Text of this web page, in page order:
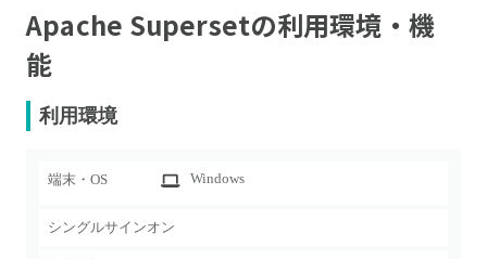
Apache Supersetの利用環境・機
能
利用環境
端末・OS Windows
シングルサインオン